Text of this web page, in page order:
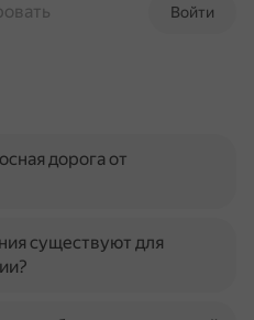
Войти
дорога от
существуют для